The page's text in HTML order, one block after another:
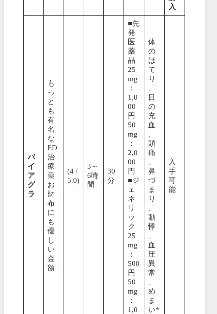
入
バ
イ
ア
グ
ラ
も
っ
と
も
有
名
な
ED
治
療
薬
お
財
布
に
も
優
し
い
金
額
(4 /
5.0)
3～
6時
間
30
分
■先
発
医
薬
品
25
mg
：
1,0
00
円
50
mg
：
2,0
00
円
■ジ
ェ
ネ
リ
ッ
ク
25
mg
：
500
円
50
mg
：
1,0
体
の
ほ
て
り
目
の
充
血
頭
痛
鼻
づ
ま
り
動
悸
血
圧
異
常
め
ま
い*
入
手
可
能